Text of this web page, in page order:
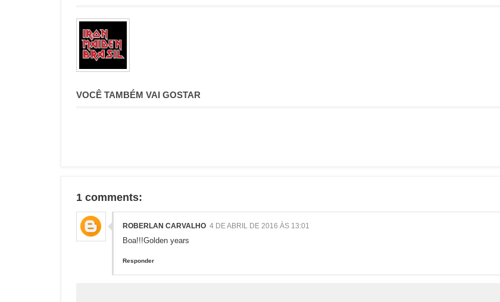
VOCÊ TAMBÉM VAI GOSTAR
1 comments:
ROBERLAN CARVALHO 4 DE ABRIL DE 2016 ÀS 13:01
Boa!!!Golden years
Responder